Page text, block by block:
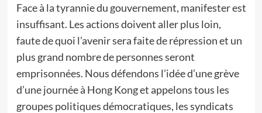
Face à la tyrannie du gouvernement, manifester est
insuffisant. Les actions doivent aller plus loin,
faute de quoi l’avenir sera faite de répression et un
plus grand nombre de personnes seront
emprisonnées. Nous défendons l’idée d’une grève
d’une journée à Hong Kong et appelons tous les
groupes politiques démocratiques, les syndicats